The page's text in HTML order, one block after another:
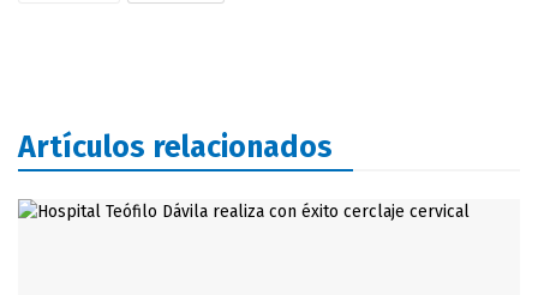
Artículos relacionados